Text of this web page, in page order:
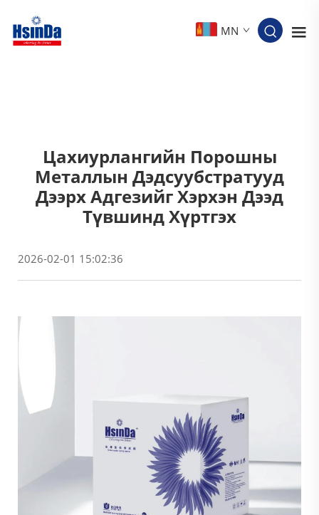
MN
Цахиурлангийн Порошны
Металлын Дэдсуубстратууд
Дээрх Адгезийг Хэрхэн Дээд
Түвшинд Хүртгэх
2026-02-01 15:02:36